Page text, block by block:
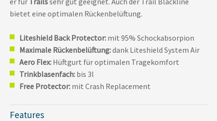
bietet eine optimalen Rückenbelüftung.
Liteshield Back Protector: mit 95% Schockabsorpion
Maximale Rückenbelüftung:dank Liteshield System Air
Aero Flex: Hüftgurt für optimalen Tragekomfort
Trinkblasenfach: bis 3l
Free Protector: mit Crash Replacement
Features